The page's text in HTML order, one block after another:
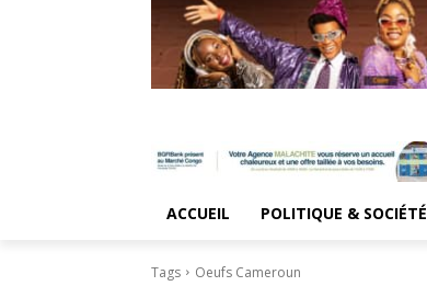
ACCUEIL POLITIQUE & SOCIÉTÉ
Tags Oeufs Cameroun